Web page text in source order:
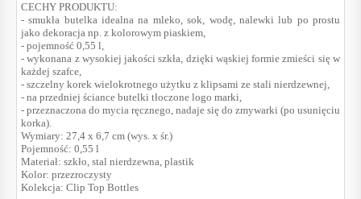
CECHY PRODUKTU:
- smukła butelka idealna na mleko, sok, wodę, nalewki lub po prostu
jako dekoracja np. z kolorowym piaskiem,
- pojemność 0,55 l,
- wykonana z wysokiej jakości szkła, dzięki wąskiej formie zmieści się w
każdej szafce,
- szczelny korek wielokrotnego użytku z klipsami ze stali nierdzewnej,
- na przedniej ściance butelki tłoczone logo marki,
- przeznaczona do mycia ręcznego, nadaje się do zmywarki (po usunięciu
korka).
Wymiary: 27,4 x 6,7 cm (wys. x śr.)
Pojemność: 0,55 l
Materiał: szkło, stal nierdzewna, plastik
Kolor: przezroczysty
Kolekcja: Clip Top Bottles